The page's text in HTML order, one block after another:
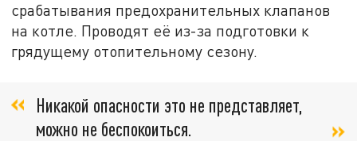
срабатывания предохранительных клапанов
на котле. Проводят её из-за подготовки к
грядущему отопительному сезону.
Никакой опасности это не представляет,
можно не беспокоиться.